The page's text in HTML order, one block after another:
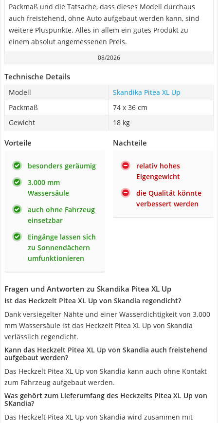
Packmaß und die Tatsache, dass dieses Modell durchaus
auch freistehend, ohne Auto aufgebaut werden kann, sind
weitere Pluspunkte. Alles in allem ein gutes Produkt zu
einem absolut angemessenen Preis.
08/2026
Technische Details
Modell
Skandika Pitea XL Up
Packmaß
74 x 36 cm
Gewicht
18 kg
Vorteile
besonders geräumig
3.000 mm
Wassersäule
auch ohne Fahrzeug
einsetzbar
Eingänge lassen sich
zu Sonnendächern
umfunktionieren
Nachteile
relativ hohes
Eigengewicht
die Qualität könnte
verbessert werden
Fragen und Antworten zu Skandika Pitea XL Up
Ist das Heckzelt Pitea XL Up von Skandia regendicht?
Dank versiegelter Nähte und einer Wasserdichtigkeit von 3.000
mm Wassersäule ist das Heckzelt Pitea XL Up von Skandia
verlässlich regendicht.
Kann das Heckzelt Pitea XL Up von Skandia auch freistehend
aufgebaut werden?
Das Heckzelt Pitea XL Up von Skandia kann auch ohne Kontakt
zum Fahrzeug aufgebaut werden.
Was gehört zum Lieferumfang des Heckzelts Pitea XL Up von
SKandia?
Das Heckzelt Pitea XL Up von Skandia wird zusammen mit